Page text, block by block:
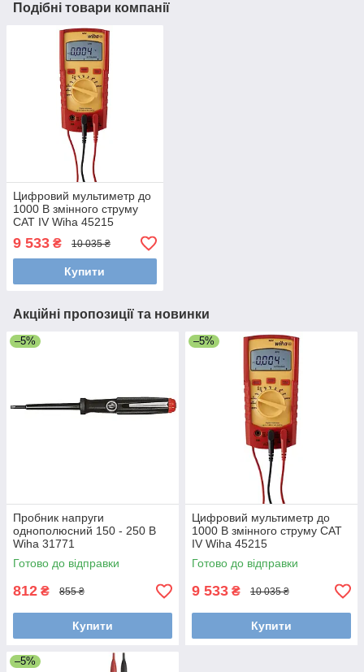
Подібні товари компанії
Цифровий мультиметр до
1000 В змінного струму
CAT IV Wiha 45215
9 533 ₴ 10 035 ₴
Купити
Акційні пропозиції та новинки
–5%
Пробник напруги
однополюсний 150 - 250 В
Wiha 31771
Готово до відправки
812 ₴ 855 ₴
Купити
–5%
Цифровий мультиметр до
1000 В змінного струму CAT
IV Wiha 45215
Готово до відправки
9 533 ₴ 10 035 ₴
Купити
–5%